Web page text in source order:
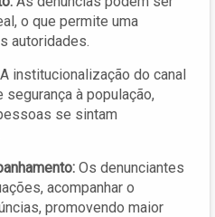
o que permite uma
autoridades.
A institucionalização do canal
à população,
se sintam
Os denunciantes
acompanhar o
promovendo maior